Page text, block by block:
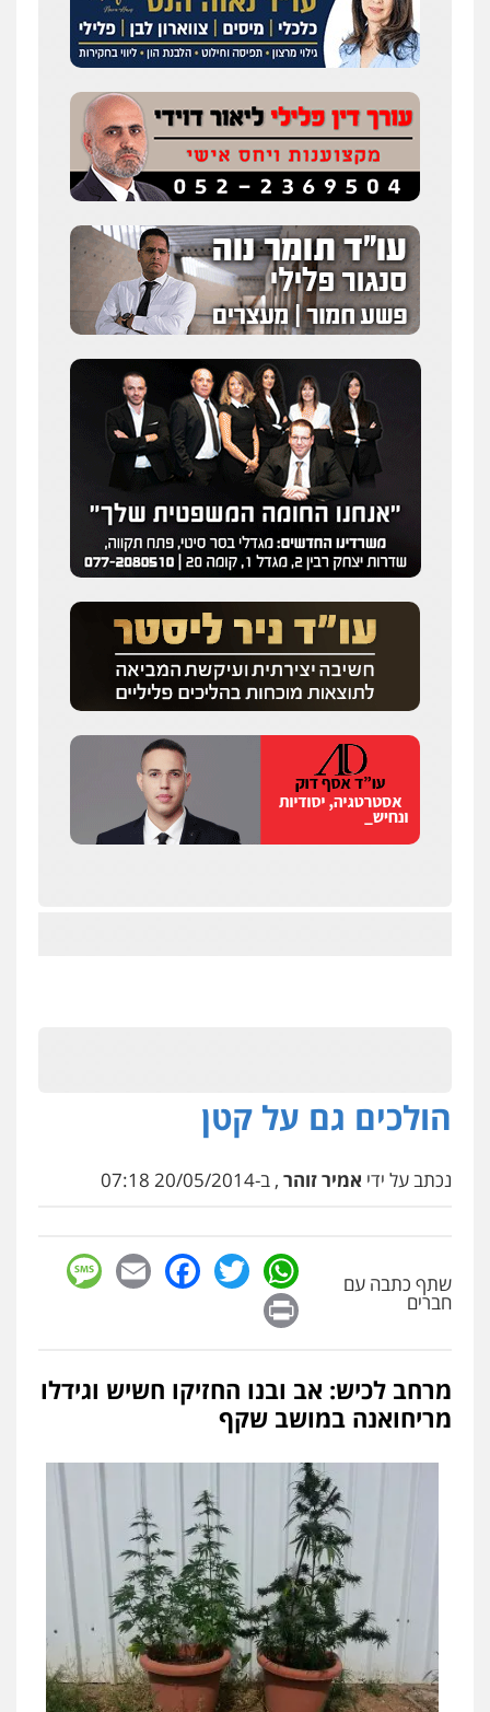
הולכים גם על קטן
נכתב על ידי אמיר זוהר , ב-20/05/2014 07:18
שתף כתבה עם
חברים
WhatsApp
Twitter
Facebook
Email
מרחב לכיש: אב ובנו החזיקו חשיש וגידלו
מריחואנה במושב שקף